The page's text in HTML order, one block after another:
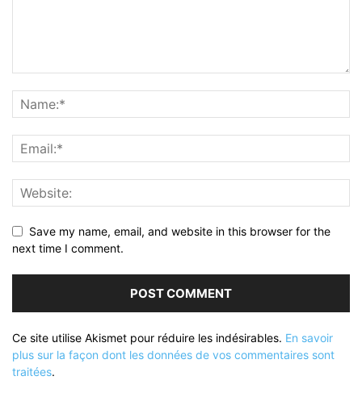
Save my name, email, and website in this browser for the
next time I comment.
Ce site utilise Akismet pour réduire les indésirables. En savoir
plus sur la façon dont les données de vos commentaires sont
traitées.